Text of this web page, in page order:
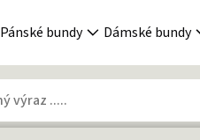
Pánské bundy Dámské bundy